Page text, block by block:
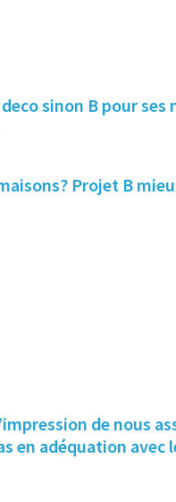
sinon B pour
Projet B
de nous
en adéquation avec